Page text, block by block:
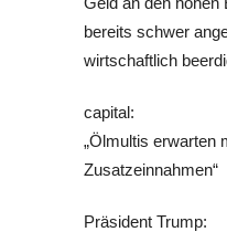
bereits schwer
wirtschaftlich
capital:
„Ölmultis erwarten
Zusatzeinnahmen“
Präsident Trump: